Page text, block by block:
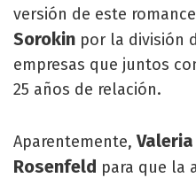
versión de este
Sorokin por la división
empresas que juntos
25 años de relación.
Aparentemente,Valeria
Rosenfeld para que la